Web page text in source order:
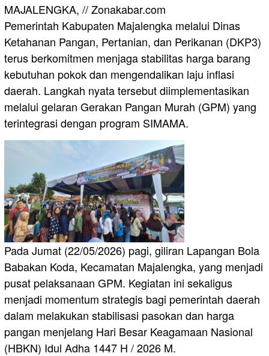
​MAJALENGKA, // Zonakabar.com
Pemerintah Kabupaten Majalengka melalui Dinas
Ketahanan Pangan, Pertanian, dan Perikanan (DKP3)
terus berkomitmen menjaga stabilitas harga barang
kebutuhan pokok dan mengendalikan laju inflasi
daerah. Langkah nyata tersebut diimplementasikan
melalui gelaran Gerakan Pangan Murah (GPM) yang
terintegrasi dengan program SIMAMA.
​Pada Jumat (22/05/2026) pagi, giliran Lapangan Bola
Babakan Koda, Kecamatan Majalengka, yang menjadi
pusat pelaksanaan GPM. Kegiatan ini sekaligus
menjadi momentum strategis bagi pemerintah daerah
dalam melakukan stabilisasi pasokan dan harga
pangan menjelang Hari Besar Keagamaan Nasional
(HBKN) Idul Adha 1447 H / 2026 M.